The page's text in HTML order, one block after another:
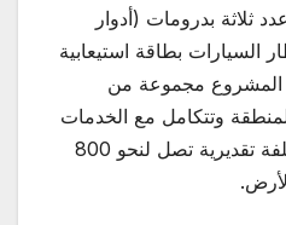
ثلاثة بدرومات (أدوار
السيارات بطاقة استيعابية
المشروع مجموعة من
وتتكامل مع الخدمات
الخاصة بالفندق، وذلك بتكلفة تقديرية تصل لنحو 800